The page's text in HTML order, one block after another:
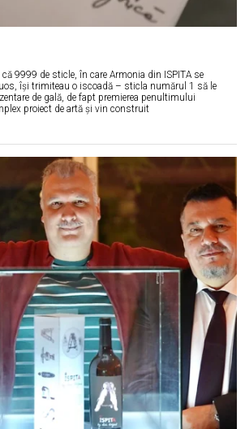
9999 de sticle, în care Armonia din ISPITA se
își trimiteau o iscoadă – sticla numărul 1 să le
de gală, de fapt premierea penultimului
proiect de artă și vin construit